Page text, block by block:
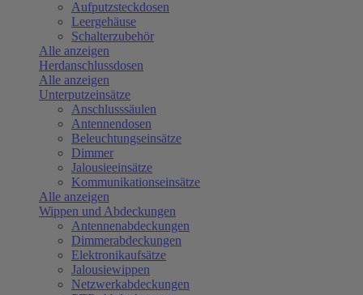
Aufputzsteckdosen
Leergehäuse
Schalterzubehör
Alle anzeigen
Herdanschlussdosen
Alle anzeigen
Unterputzeinsätze
Anschlusssäulen
Antennendosen
Beleuchtungseinsätze
Dimmer
Jalousieeinsätze
Kommunikationseinsätze
Alle anzeigen
Wippen und Abdeckungen
Antennenabdeckungen
Dimmerabdeckungen
Elektronikaufsätze
Jalousiewippen
Netzwerkabdeckungen